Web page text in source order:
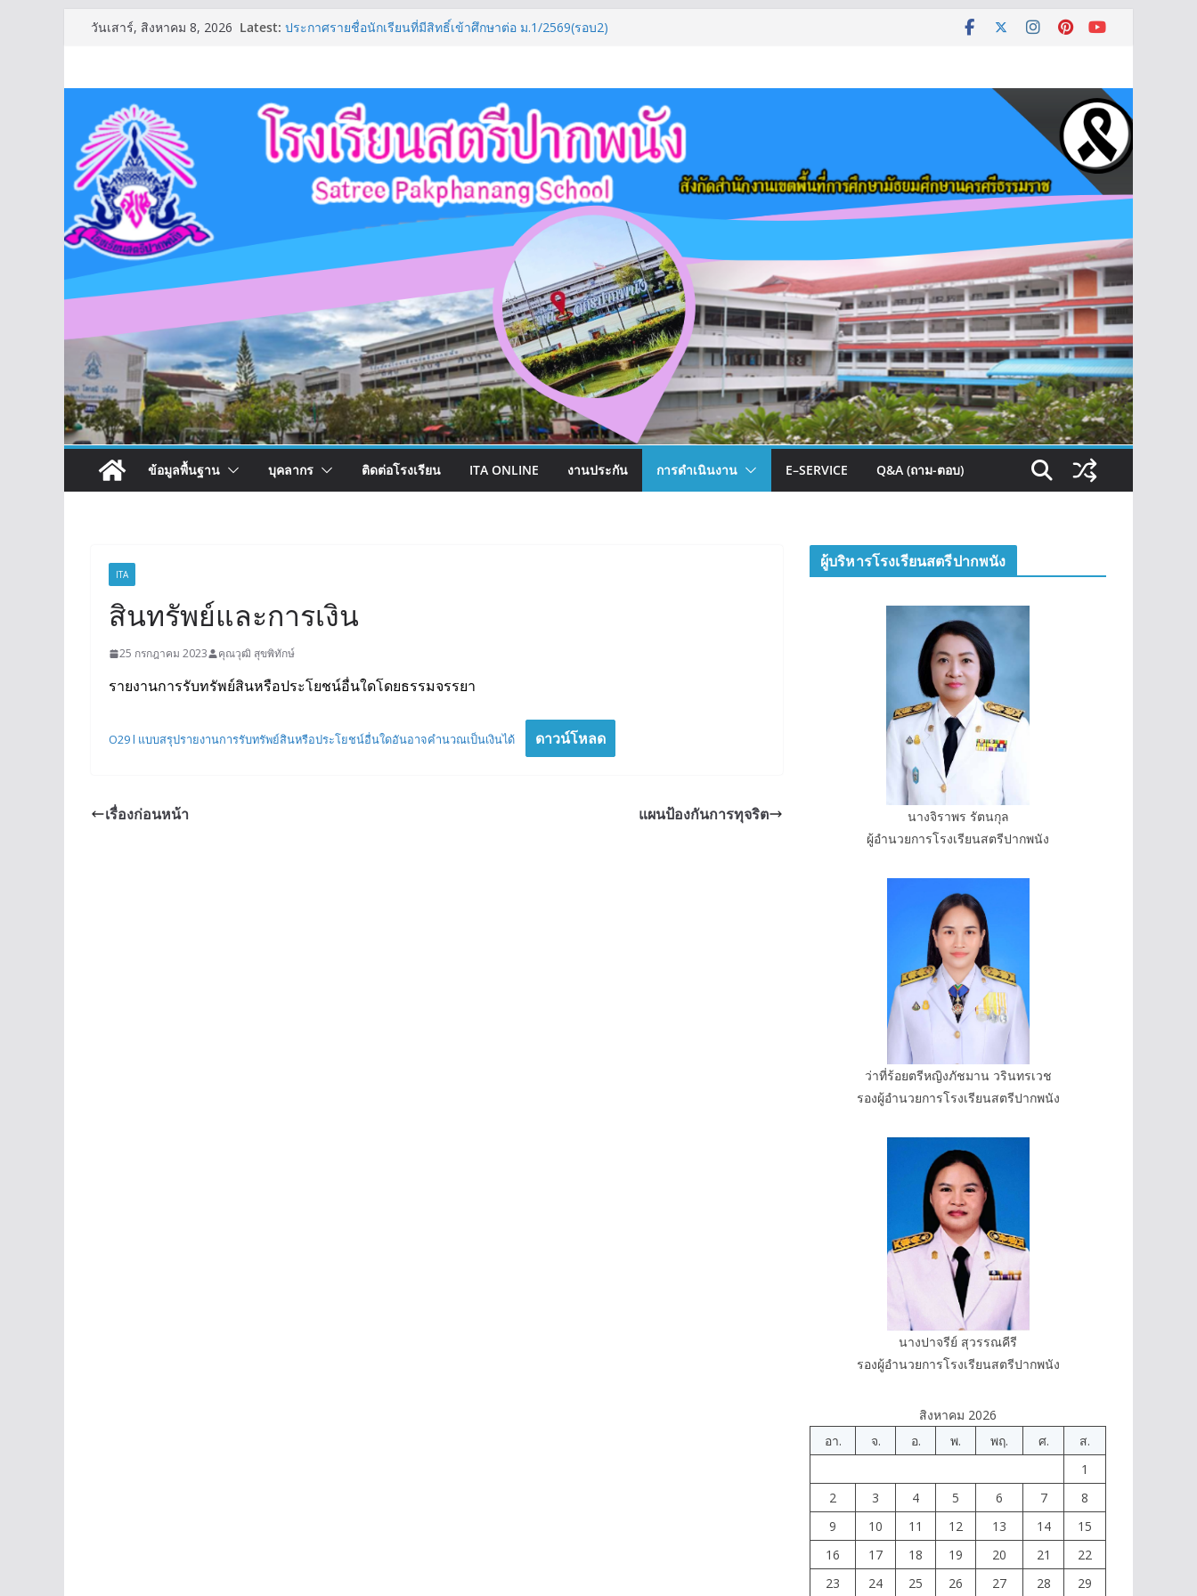
วันเสาร์, สิงหาคม 8, 2026 Latest: ประกาศรายชื่อนักเรียนที่มีสิทธิ์เข้าศึกษาต่อ ม.1/2569(รอบ2)
ประกาศรายชื่อนักเรียนที่มีสิทธิ์เข้าศึกษาต่อระดับชั้น ม.4/2569
(รอบ2)
ข้อมูลพื้นฐาน บุคลากร ติดต่อโรงเรียน ITA ONLINE งานประกัน การดำเนินงาน E–SERVICE Q&A (ถาม-ตอบ)
ITA
สินทรัพย์และการเงิน
25 กรกฎาคม 2023 คุณวุฒิ สุขพิทักษ์
รายงานการรับทรัพย์สินหรือประโยชน์อื่นใดโดยธรรมจรรยา
O29 l แบบสรุปรายงานการรับทรัพย์สินหรือประโยชน์อื่นใดอันอาจคำนวณเป็นเงินได้ ดาวน์โหลด
เรื่องก่อนหน้า แผนป้องกันการทุจริต
ผู้บริหารโรงเรียนสตรีปากพนัง
นางจิราพร รัตนกุล
ผู้อำนวยการโรงเรียนสตรีปากพนัง
ว่าที่ร้อยตรีหญิงภัชมาน วรินทรเวช
รองผู้อำนวยการโรงเรียนสตรีปากพนัง
นางปาจรีย์ สุวรรณคีรี
รองผู้อำนวยการโรงเรียนสตรีปากพนัง
สิงหาคม 2026
อา.
จ. อ. พ. พฤ. ศ.
ส.
1
2
3 4 5 6 7
8
9
10 11 12 13 14
15
16
17 18 19 20 21
22
23
24 25 26 27 28
29